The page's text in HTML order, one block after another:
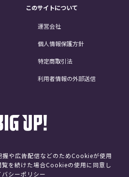
このサイトについて
運営会社
個人情報保護方針
特定商取引法
利用者情報の外部送信
©avex
握や広告配信などのためCookieが使用
を続けた場合Cookieの使用に同意し
バシーポリシー